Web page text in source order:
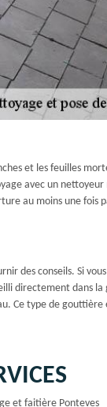
et les feuilles
avec un
au moins une
des conseils. Si
directement dans
Ce type de
et faitière Ponteves